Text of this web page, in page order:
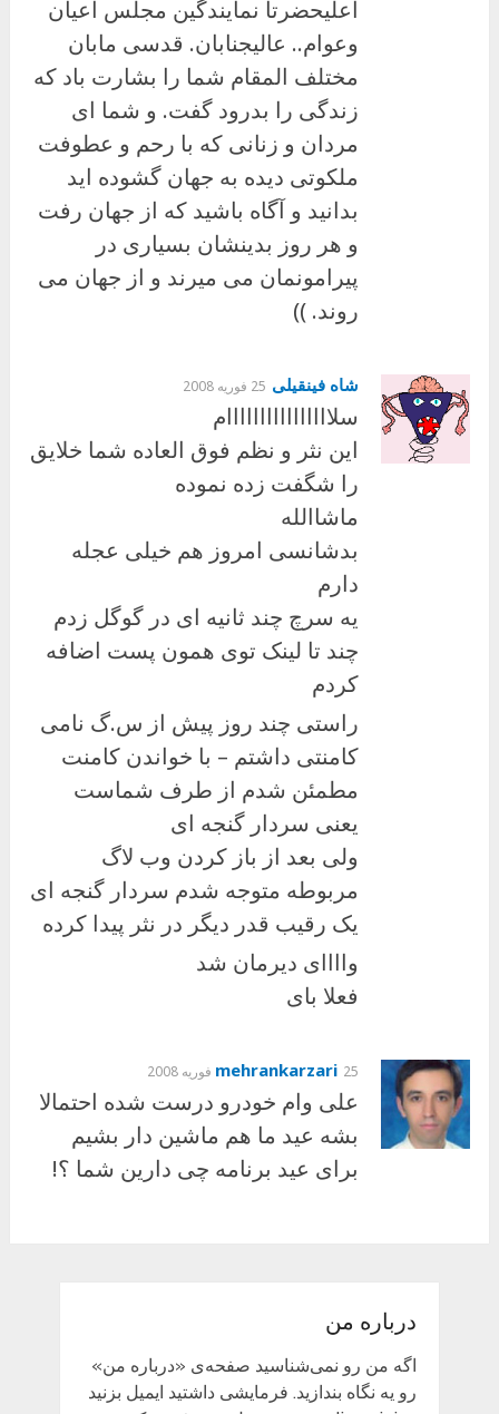
اعلیحضرتا نمایندگین مجلس اعیان
وعوام.. عالیجنابان. قدسی مابان
مختلف المقام شما را بشارت باد که
زندگی را بدرود گفت. و شما ای
مردان و زنانی که با رحم و عطوفت
ملکوتی دیده به جهان گشوده اید
بدانید و آگاه باشید که از جهان رفت
و هر روز بدینشان بسیاری در
پیرامونمان می میرند و از جهان می
روند. ))
شاه فینقیلی 25 فوریه 2008
سلاااااااااااااااام
این نثر و نظم فوق العاده شما خلایق
را شگفت زده نموده
ماشاالله
بدشانسی امروز هم خیلی عجله
دارم
یه سرچ چند ثانیه ای در گوگل زدم
چند تا لینک توی همون پست اضافه
کردم
راستی چند روز پیش از س.گ نامی
کامنتی داشتم – با خواندن کامنت
مطمئن شدم از طرف شماست
یعنی سردار گنجه ای
ولی بعد از باز کردن وب لاگ
مربوطه متوجه شدم سردار گنجه ای
یک رقیب قدر دیگر در نثر پیدا کرده
واااای دیرمان شد
فعلا بای
mehrankarzari 25 فوریه 2008
علی وام خودرو درست شده احتمالا
بشه عید ما هم ماشین دار بشیم
برای عید برنامه چی دارین شما ؟!
درباره من
اگه من رو نمی‌شناسید صفحه‌ی «درباره من»
رو یه نگاه بندازید. فرمایشی داشتید ایمیل بزنید